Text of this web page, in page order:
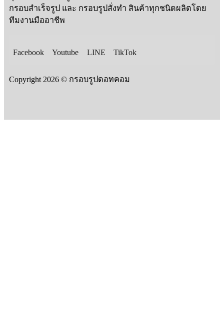
กรอบสำเร็จรูป และ กรอบรูปสั่งทำ สินค้าทุกชนิดผลิตโดย
ทีมงานมืออาชีพ
Facebook Youtube LINE TikTok
Copyright 2026 © กรอบรูปดอทคอม